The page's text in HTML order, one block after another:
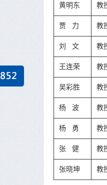
黄明东 教
贾 力 教
刘 文 教
王连荣 教
吴彩胜 教
杨 波 教
杨 勇 教
张 健 教
张晓坤 教